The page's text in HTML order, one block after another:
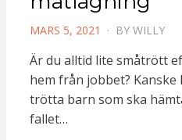
POSTED
MARS 5, 2021 BY WILLY
Är du alltid lite småtrött
hem från jobbet?
trötta barn som ska
fallet…